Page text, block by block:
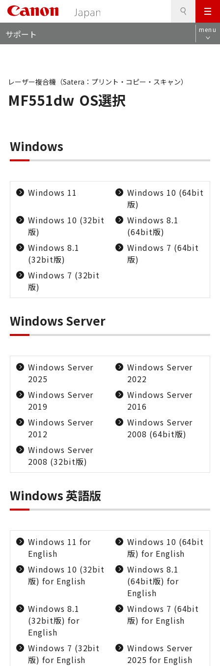
メ
ニ
ュ
サポート menu
MF551dw OS選択
レーザー複合機（Satera：プリント・コピー・スキャン）
Windows
Windows 11
Windows 10 (64bit
版)
Windows 10 (32bit
版)
Windows 8.1
(64bit版)
Windows 8.1
(32bit版)
Windows 7 (64bit
版)
Windows 7 (32bit
版)
Windows Server
Windows Server
2025
Windows Server
2022
Windows Server
2019
Windows Server
2016
Windows Server
2012
Windows Server
2008 (64bit版)
Windows Server
2008 (32bit版)
Windows 英語版
Windows 11 for
English
Windows 10 (64bit
版) for English
Windows 10 (32bit
版) for English
Windows 8.1
(64bit版) for
English
Windows 8.1
(32bit版) for
English
Windows 7 (64bit
版) for English
Windows 7 (32bit
版) for English
Windows Server
2025 for English